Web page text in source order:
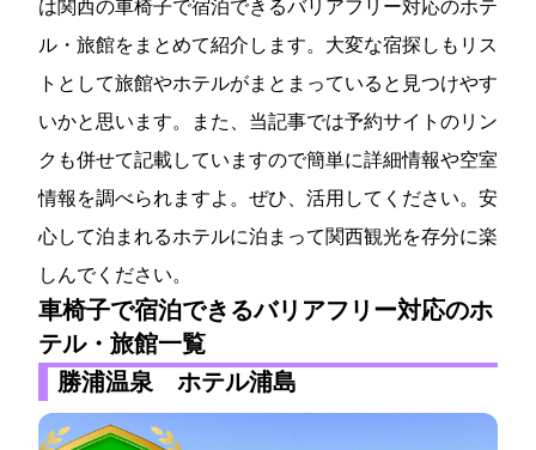
は関西の車椅子で宿泊できるバリアフリー対応のホテ
ル・旅館をまとめて紹介します。大変な宿探しもリス
トとして旅館やホテルがまとまっていると見つけやす
いかと思います。また、当記事では予約サイトのリン
クも併せて記載していますので簡単に詳細情報や空室
情報を調べられますよ。ぜひ、活用してください。安
心して泊まれるホテルに泊まって関西観光を存分に楽
しんでください。
車椅子で宿泊できるバリアフリー対応のホ
テル・旅館一覧
勝浦温泉 ホテル浦島